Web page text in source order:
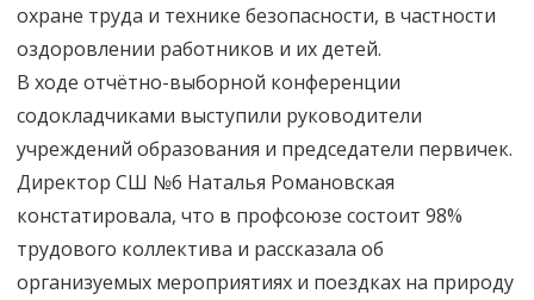
охране труда и технике безопасности, в частности
оздоровлении работников и их детей.
В ходе отчётно-выборной конференции
содокладчиками выступили руководители
учреждений образования и председатели первичек.
Директор СШ №6 Наталья Романовская
констатировала, что в профсоюзе состоит 98%
трудового коллектива и рассказала об
организуемых мероприятиях и поездках на природу